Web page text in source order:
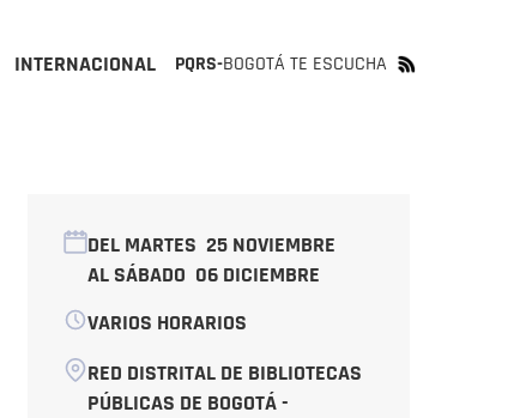
INTERNACIONAL PQRS-BOGOTÁ TE ESCUCHA
DEL MARTES 25 NOVIEMBRE
AL SÁBADO 06 DICIEMBRE
VARIOS HORARIOS
RED DISTRITAL DE BIBLIOTECAS
PÚBLICAS DE BOGOTÁ -